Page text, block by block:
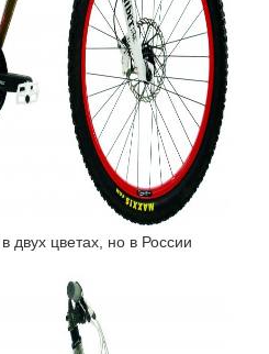
двух цветах, но в России